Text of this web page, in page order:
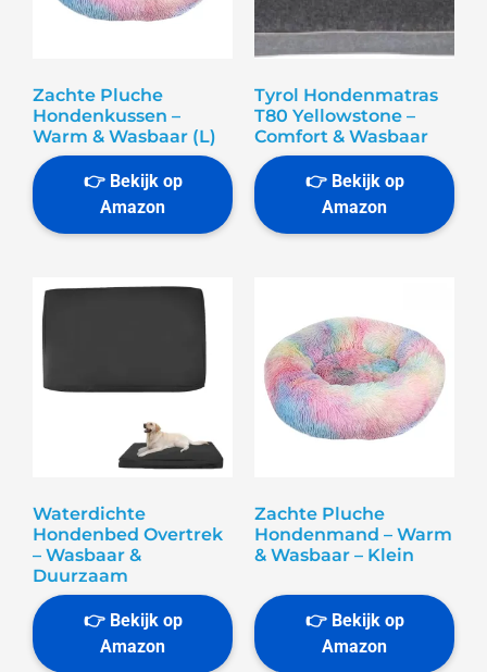
Zachte Pluche
Hondenkussen –
Warm & Wasbaar (L)
Tyrol Hondenmatras
T80 Yellowstone –
Comfort & Wasbaar
Waterdichte
Hondenbed Overtrek
– Wasbaar &
Duurzaam
Zachte Pluche
Hondenmand – Warm
& Wasbaar – Klein